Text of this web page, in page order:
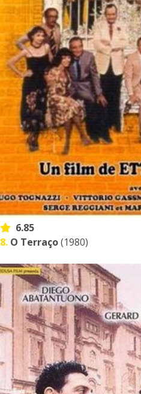
6.85
8. O Terraço(1980)